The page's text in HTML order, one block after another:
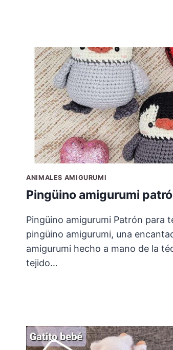
ANIMALES AMIGURUMI
Pingüino amigurumi
Pingüino amigurumi Patrón para
pingüino amigurumi, una
amigurumi hecho a mano de la
tejido…